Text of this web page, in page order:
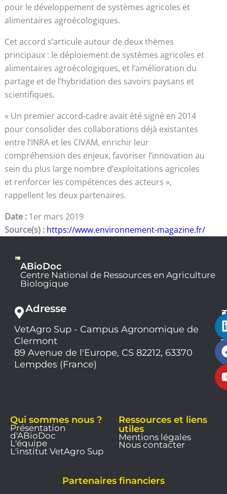
pour le développement de systèmes agricoles et
alimentaires agroécologiques.
Cet accord s’articule autour de deux thèmes
principaux : le déploiement de systèmes agricoles et
alimentaires agroécologiques, et l’amélioration du
partage et de l’hybridation des savoirs paysans et
scientifiques.
« Un premier accord-cadre avait été signé en 2014
pour consolider des collaborations déjà existantes
entre l’INRA et les CIVAM, enrichir leur
compréhension des enjeux, favoriser l’innovation au
sein du plus large nombre d’exploitations agricoles
et renforcer les compétences des acteurs »,
rappellent les deux partenaires.
Date : 1er mars 2019
Source(s) : https://www.environnement-magazine.fr/
ABioDoc
Centre National de Ressources en Agriculture
Biologique
Adresse
VetAgro Sup - Campus Agronomique de
Clermont
89 Avenue de l'Europe, CS 82212, 63370
Lempdes (France)
Qui sommes nous ?
Présentation
d'ABioDoc
L'équipe
L'institut VetAgro Sup
Ressources et liens
utiles
Mentions légales
Nous contacter
Partenaires financiers